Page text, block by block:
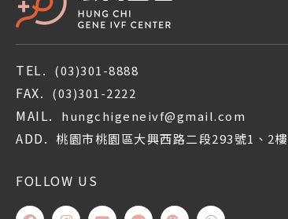
TEL. (03)301-8888
FAX. (03)301-2222
MAIL. hungchigeneivf@gmail.com
ADD. 桃園市桃園區大興西路二段293號1、2樓
FOLLOW US